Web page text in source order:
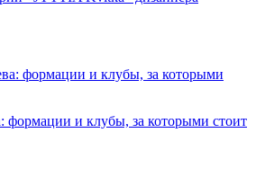
формации и клубы, за которыми стоит